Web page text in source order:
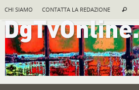
contenuto
CHI SIAMO CONTATTA LA REDAZIONE Cerca